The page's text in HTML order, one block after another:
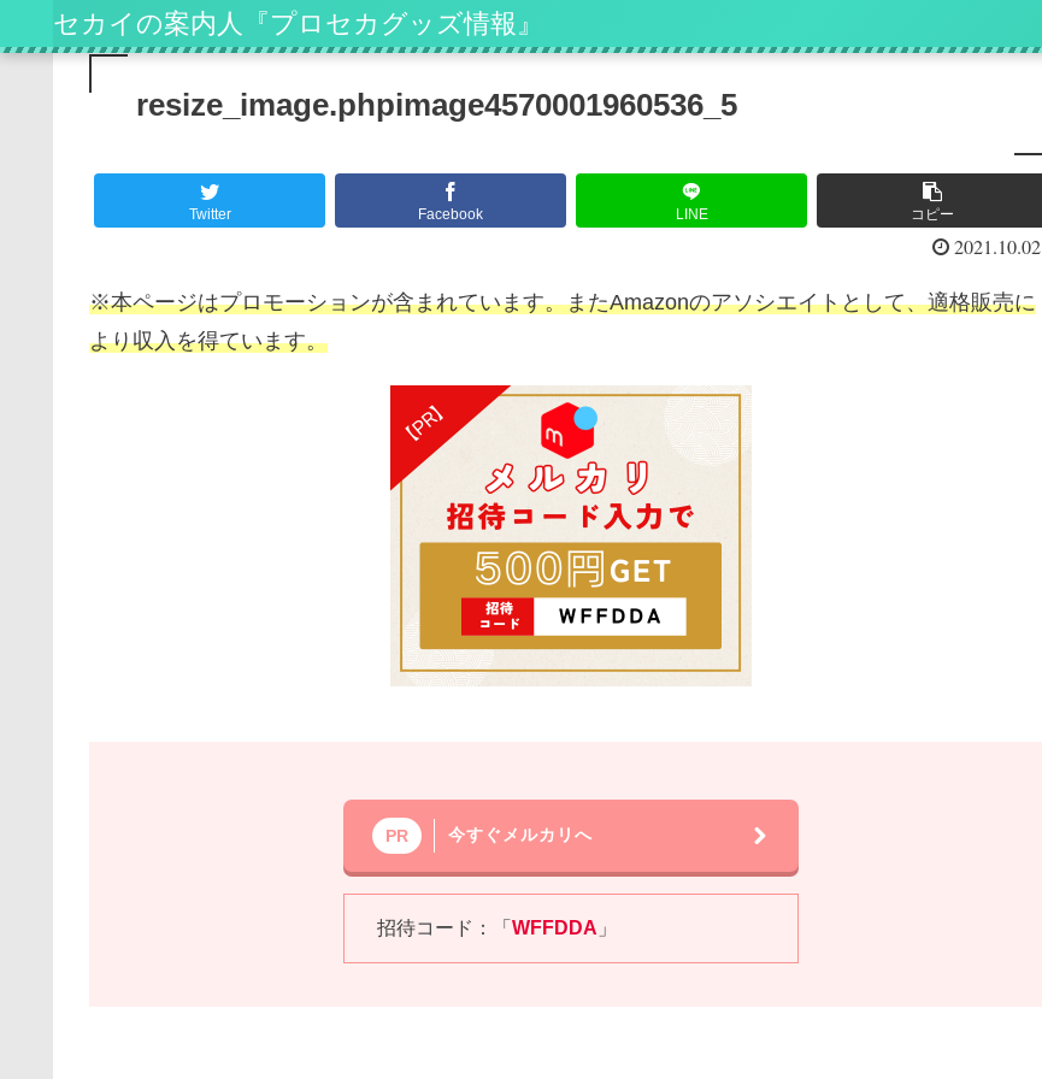
セカイの案内人『プロセカグッズ情報』
resize_image.phpimage4570001960536_5
Twitter Facebook LINE コピー
2021.10.02
※本ページはプロモーションが含まれています。またAmazonのアソシエイトとして、適格販売に
より収入を得ています。
PR 今すぐメルカリへ
招待コード：「WFFDDA 」